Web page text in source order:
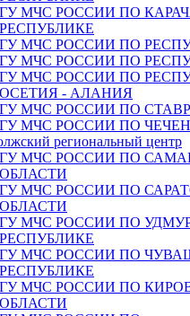
ГУ МЧС РОССИИ ПО
РЕСПУБЛИКЕ
ГУ МЧС РОССИИ ПО
ГУ МЧС РОССИИ ПО
ГУ МЧС РОССИИ ПО
ОСЕТИЯ - АЛАНИЯ
ГУ МЧС РОССИИ ПО
ГУ МЧС РОССИИ ПО
региональный центр
ГУ МЧС РОССИИ ПО
ОБЛАСТИ
ГУ МЧС РОССИИ ПО
ОБЛАСТИ
ГУ МЧС РОССИИ ПО
РЕСПУБЛИКЕ
ГУ МЧС РОССИИ ПО
РЕСПУБЛИКЕ
ГУ МЧС РОССИИ ПО
ОБЛАСТИ